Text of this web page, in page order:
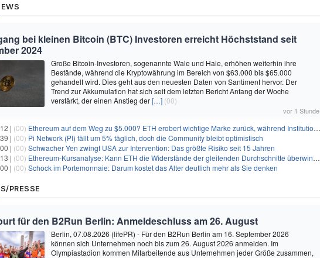
bei kleinen Bitcoin (BTC) Investoren erreicht Höchststand seit
2024
Große Bitcoin-Investoren, sogenannte Wale und Haie, erhöhen weiterhin ihre
Bestände, während die Kryptowährung im Bereich von $63.000 bis $65.000
gehandelt wird. Dies geht aus den neuesten Daten von Santiment hervor. Der
Trend zur Akkumulation hat sich seit dem letzten Bericht Anfang der Woche
verstärkt, der einen Anstieg der[…] (00)
vor 1 Stunde
| (00) Ethereum auf dem Weg zu $5.000? ETH erobert wichtige Marke zurück, während Institutionen weiter akkumulieren
| (00) Pi Network (PI) fällt um 5% täglich, doch die Community bleibt optimistisch
| (00) Schwacher Yen zwingt USA zur Intervention: Das größte Risiko seit 15 Jahren
| (00) Ethereum-Kursanalyse: Kann ETH die Widerstände der gleitenden Durchschnitte überwinden?
| (00) Schock im Portemonnaie: Darum kostet das Alter deutlich mehr als Sie denken
PRESSE
für den B2Run Berlin: Anmeldeschluss am 26. August
Berlin, 07.08.2026 (lifePR) - Für den B2Run Berlin am 16. September 2026
können sich Unternehmen noch bis zum 26. August 2026 anmelden. Im
Olympiastadion kommen Mitarbeitende aus Unternehmen jeder Größe zusammen,